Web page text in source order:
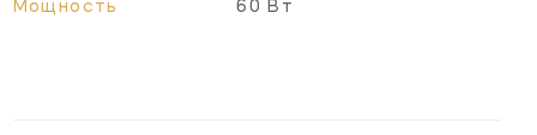
Мощность 60 Вт